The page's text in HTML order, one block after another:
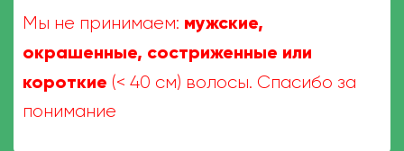
Мы не принимаем: мужские,
окрашенные, состриженные или
короткие (< 40 см) волосы. Спасибо за
понимание